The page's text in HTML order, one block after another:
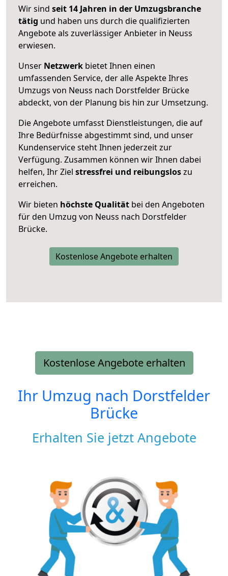
Wir sind seit 14 Jahren in der Umzugsbranche
tätig und haben uns durch die qualifizierten
Angebote als zuverlässiger Anbieter in Neuss
erwiesen.
Unser Netzwerk bietet Ihnen einen
umfassenden Service, der alle Aspekte Ihres
Umzugs von Neuss nach Dorstfelder Brücke
abdeckt, von der Planung bis hin zur Umsetzung.
Die Angebote umfasst Dienstleistungen, die auf
Ihre Bedürfnisse abgestimmt sind, und unser
Kundenservice steht Ihnen jederzeit zur
Verfügung. Zusammen können wir Ihnen dabei
helfen, Ihr Ziel stressfrei und reibungsloszu
erreichen.
Wir bieten höchste Qualität bei den Angeboten
für den Umzug von Neuss nach Dorstfelder
Brücke.
Kostenlose Angebote erhalten
Kostenlose Angebote erhalten
Ihr Umzug nach Dorstfelder
Brücke
Erhalten Sie jetzt Angebote